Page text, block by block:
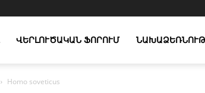
ՎԵՐԼՈՒԾԱԿԱՆ ՖՈՐՈՒՄ
Homo soveticus